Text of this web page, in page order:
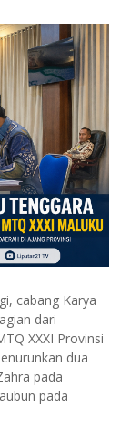
cabang Karya
dari
XXXI Provinsi
dua
pada
pada